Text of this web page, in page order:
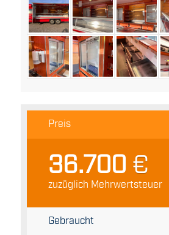
Preis
36.700 €
zuzüglich Mehrwertsteuer
Gebraucht